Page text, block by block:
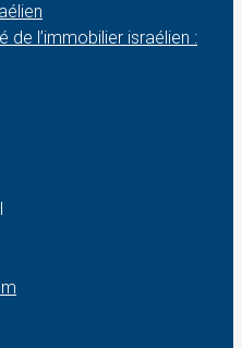
de l’immobilier israélien :